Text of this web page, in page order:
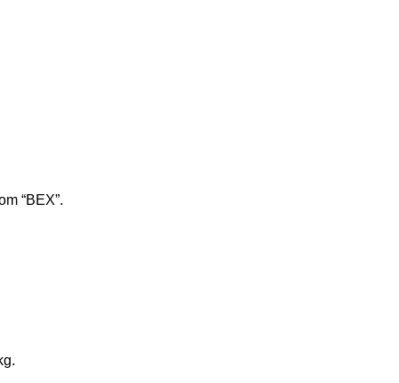
“BEX”.